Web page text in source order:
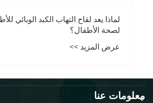
لماذا يعد لقاح التهاب الكبد الوبائي
لصحة الأطفال؟
عرض المزيد >>
معلومات عنا